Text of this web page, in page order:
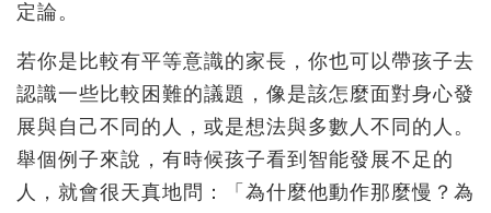
定論。
若你是比較有平等意識的家長，你也可以帶孩子去
認識一些比較困難的議題，像是該怎麼面對身心發
展與自己不同的人，或是想法與多數人不同的人。
舉個例子來說，有時候孩子看到智能發展不足的
人，就會很天真地問：「為什麼他動作那麼慢？為